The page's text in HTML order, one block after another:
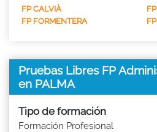
FP CALVIÀ
FP FORMENTERA
Pruebas Libres FP
en PALMA
Tipo de formación
Formación Profesional